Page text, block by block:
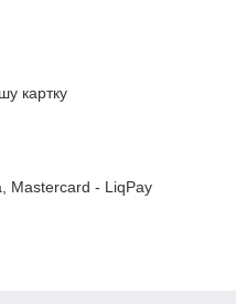
картку
Mastercard - LiqPay